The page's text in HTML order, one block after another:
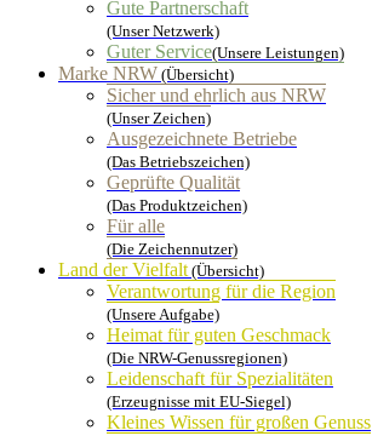
Gute Partnerschaft
(Unser Netzwerk)
Guter Service(Unsere Leistungen)
Marke NRW (Übersicht)
Sicher und ehrlich aus NRW
(Unser Zeichen)
Ausgezeichnete Betriebe
(Das Betriebszeichen)
Geprüfte Qualität
(Das Produktzeichen)
Für alle
(Die Zeichennutzer)
Land der Vielfalt(Übersicht)
Verantwortung für die Region
(Unsere Aufgabe)
Heimat für guten Geschmack
(Die NRW-Genussregionen)
Leidenschaft für Spezialitäten
(Erzeugnisse mit EU-Siegel)
Kleines Wissen für großen Genuss